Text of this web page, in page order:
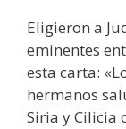
Eligieron a
eminentes
esta carta:
hermanos
Siria y Cilicia